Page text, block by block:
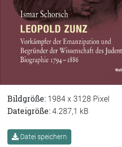
Bildgröße: 1984 x 3128 Pixel
Dateigröße: 4.287,1 kB
Datei speichern